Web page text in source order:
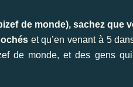
de monde), sachez que
et qu’en venant à 5
de monde, et des gens